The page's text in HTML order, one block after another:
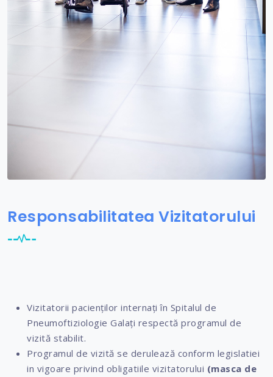
Responsabilitatea Vizitatorului
Vizitatorii pacienților internați în Spitalul de
Pneumoftiziologie Galați respectă programul de
vizită stabilit.
Programul de vizită se derulează conform legislatiei
in vigoare privind obligatiile vizitatorului (masca de